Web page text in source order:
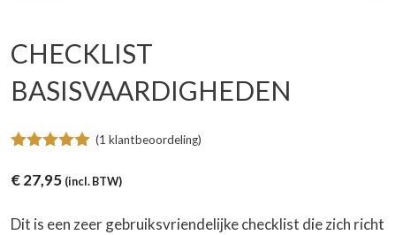
CHECKLIST
BASISVAARDIGHEDEN
(1 klantbeoordeling)
€27,95 (incl. BTW)
Dit is een zeer gebruiksvriendelijke checklist die zich richt